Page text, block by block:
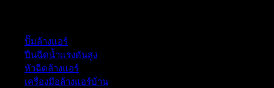
ปั๊มล้างแอร์
ปืนฉีดน้ำเเรงดันสูง
หัวฉีดล้างแอร์
เครื่องมือล้างแอร์บ้าน